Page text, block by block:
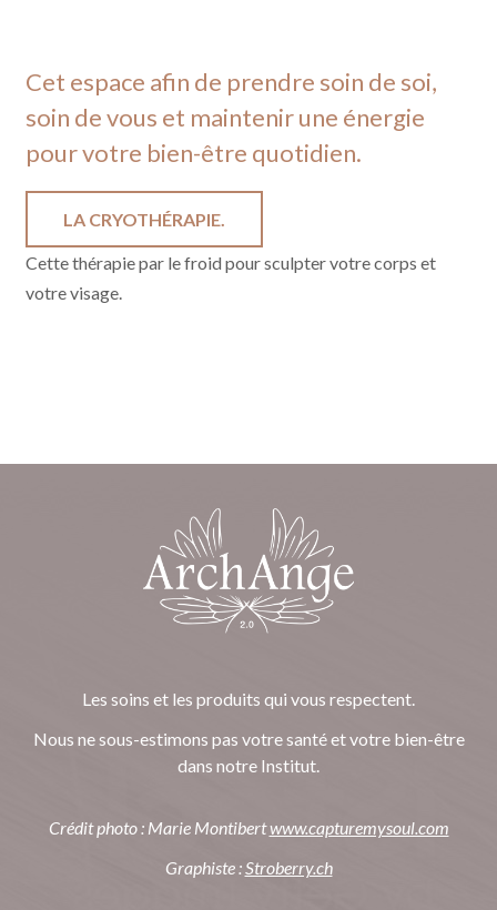
Cet espace afin de prendre soin de soi,
soin de vous et maintenir une énergie
pour votre bien-être quotidien.
LA CRYOTHÉRAPIE.
Cette thérapie par le froid pour sculpter votre corps et
votre visage.
Les soins et les produits qui vous respectent.
Nous ne sous-estimons pas votre santé et votre bien-être
dans notre Institut.
Crédit photo : Marie Montibertwww.capturemysoul.com
Graphiste :Stroberry.ch